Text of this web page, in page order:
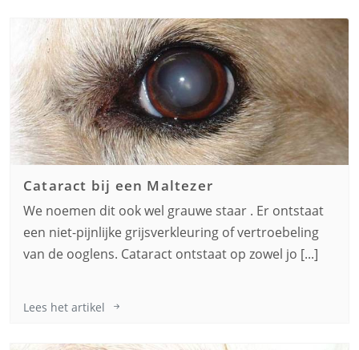
Cataract bij een Maltezer
We noemen dit ook wel grauwe staar . Er ontstaat
een niet-pijnlijke grijsverkleuring of vertroebeling
van de ooglens. Cataract ontstaat op zowel jo [...]
Lees het artikel